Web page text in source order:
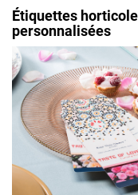
Étiquettes
personnalisées